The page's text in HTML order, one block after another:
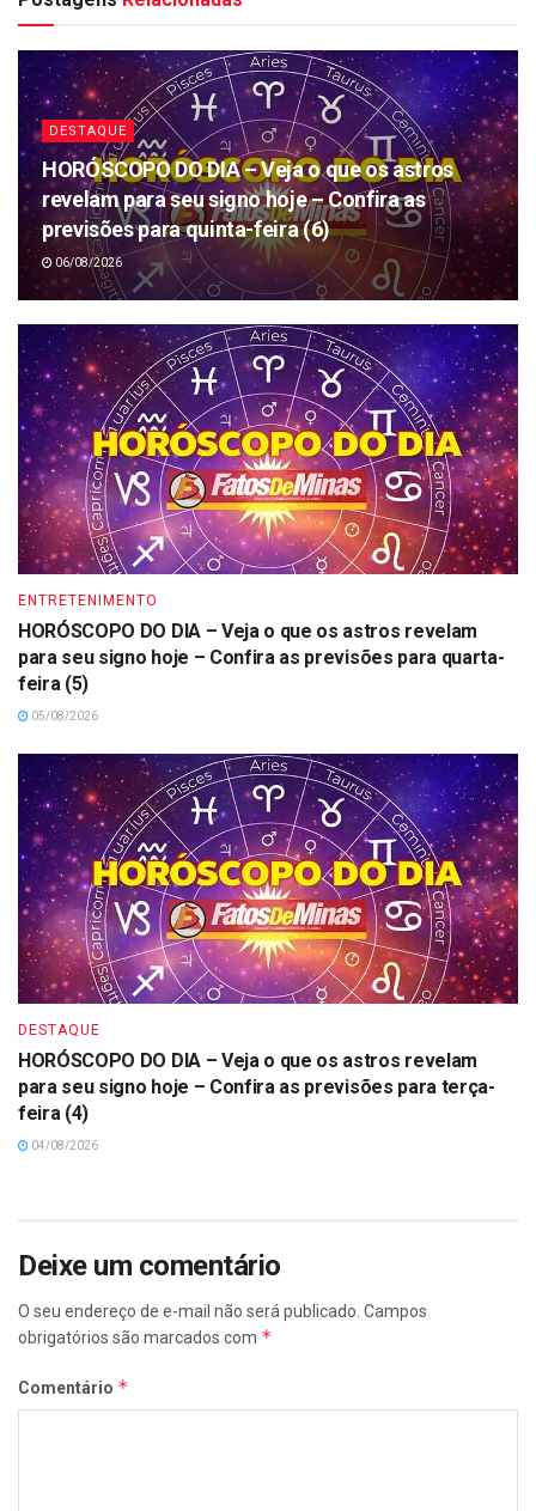
DESTAQUE
HORÓSCOPO DO DIA – Veja o que os astros
revelam para seu signo hoje – Confira as
previsões para quinta-feira (6)
06/08/2026
ENTRETENIMENTO
HORÓSCOPO DO DIA – Veja o que os astros revelam
para seu signo hoje – Confira as previsões para quarta-
feira (5)
05/08/2026
DESTAQUE
HORÓSCOPO DO DIA – Veja o que os astros revelam
para seu signo hoje – Confira as previsões para terça-
feira (4)
04/08/2026
Deixe um comentário
O seu endereço de e-mail não será publicado. Campos
obrigatórios são marcados com *
Comentário *